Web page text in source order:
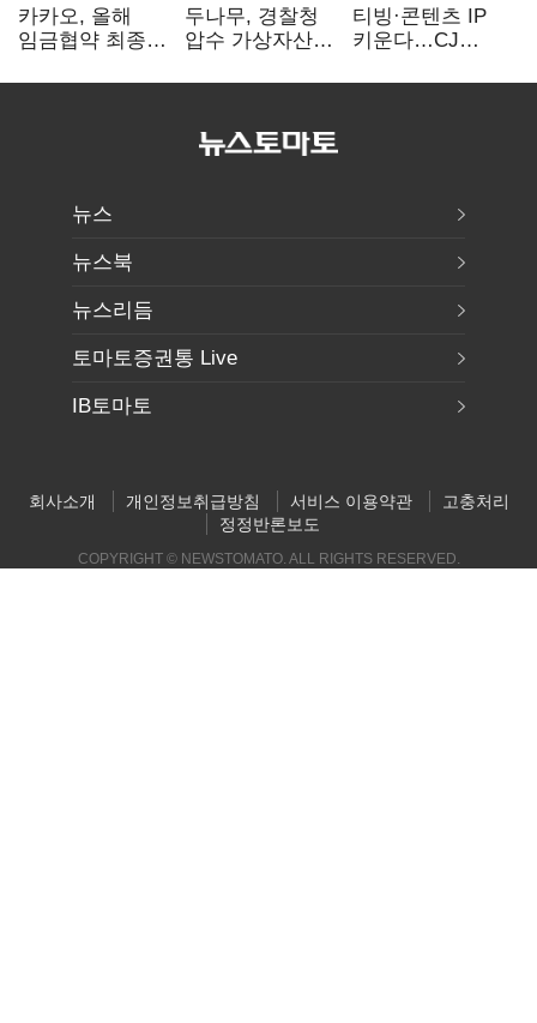
카카오, 올해
임금협약 최종
인상·격려금
두나무, 경찰청
압수 가상자산
커스터디 사업
티빙·콘텐츠 IP
키운다…CJ
글로벌 확장 가속
뉴스
뉴스북
뉴스리듬
토마토증권통 Live
IB토마토
회사소개 개인정보취급방침 서비스 이용약관
고충처리
정정반론보도
COPYRIGHT © NEWSTOMATO. ALL RIGHTS RESERVED.